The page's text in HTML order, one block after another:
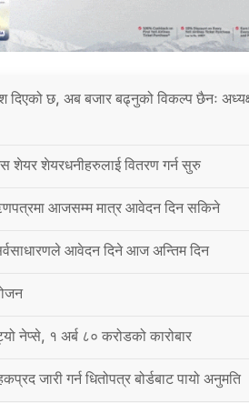
दिएको छ, अब बजार बढ्नुको विकल्प छैनः
शेयर शेयरधनीहरुलाई वितरण गर्न सुरु
आजसम्म मात्र आवेदन दिन सकिने
आवेदन दिने आज अन्तिम दिन
नेप्से, १ अर्ब ८० करोडको कारोबार
जारी गर्न धितोपत्र बोर्डबाट पायो अनुमति